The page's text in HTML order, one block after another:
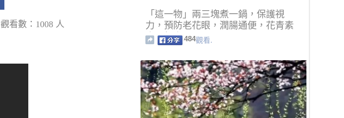
觀看數：1008 人
「這一物」兩三塊煮一鍋，保護視
力，預防老花眼，潤腸通便，花青素
含量超高484觀看.